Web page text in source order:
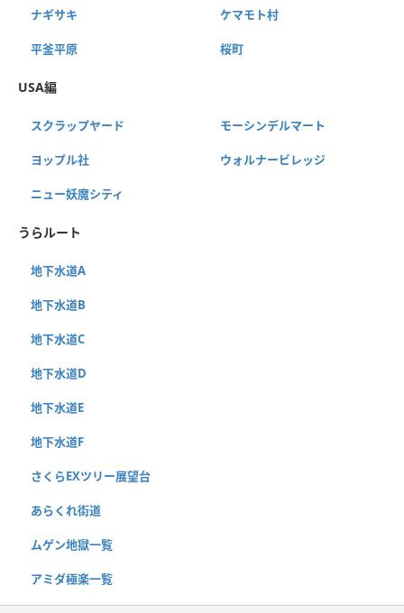
ナギサキ ケマモト村
平釜平原 桜町
USA編
スクラップヤード モーシンデルマート
ヨップル社 ウォルナービレッジ
ニュー妖魔シティ
うらルート
地下水道A
地下水道B
地下水道C
地下水道D
地下水道E
地下水道F
さくらEXツリー展望台
あらくれ街道
ムゲン地獄一覧
アミダ極楽一覧